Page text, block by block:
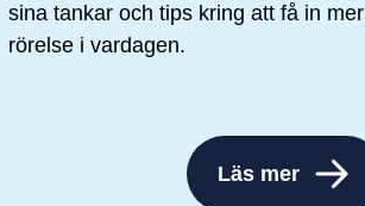
sina tankar och tips kring att få in mer
rörelse i vardagen.
Läs mer